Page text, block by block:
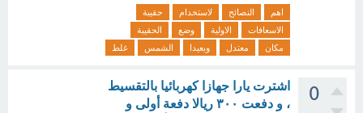
اهم النصائح لاستخدام
حقيبة
الاسعافات
الاولية وضع
الحقيبة
مكان
معتدل وبعيدا الشمس غلط
0
اشترت يارا جهازا كهربائيا بالتقسيط
، و دفعت ٣٠٠ ريالا دفعة أولى و